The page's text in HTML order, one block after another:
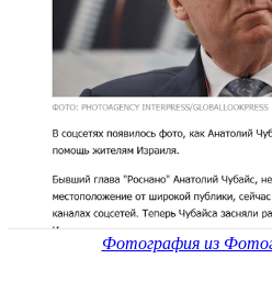
Фотография из